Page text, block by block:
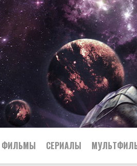
ФИЛЬМЫ СЕРИАЛЫ